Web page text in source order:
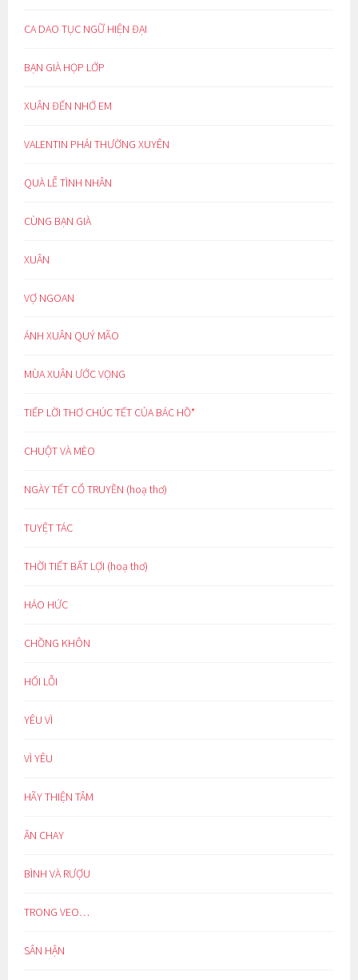
CA DAO TỤC NGỮ HIỆN ĐẠI
BẠN GIÀ HỌP LỚP
XUÂN ĐẾN NHỚ EM
VALENTIN PHẢI THƯỜNG XUYÊN
QUÀ LỄ TÌNH NHÂN
CÙNG BẠN GIÀ
XUÂN
VỢ NGOAN
ÁNH XUÂN QUÝ MÃO
MÙA XUÂN ƯỚC VỌNG
TIẾP LỜI THƠ CHÚC TẾT CỦA BÁC HỒ*
CHUỘT VÀ MÈO
NGÀY TẾT CỔ TRUYỀN (hoạ thơ)
TUYỆT TÁC
THỜI TIẾT BẤT LỢI (hoạ thơ)
HÁO HỨC
CHỒNG KHÔN
HỐI LỖI
YÊU VÌ
VÌ YÊU
HÃY THIỆN TÂM
ĂN CHAY
BÌNH VÀ RƯỢU
TRONG VEO…
SÂN HẬN